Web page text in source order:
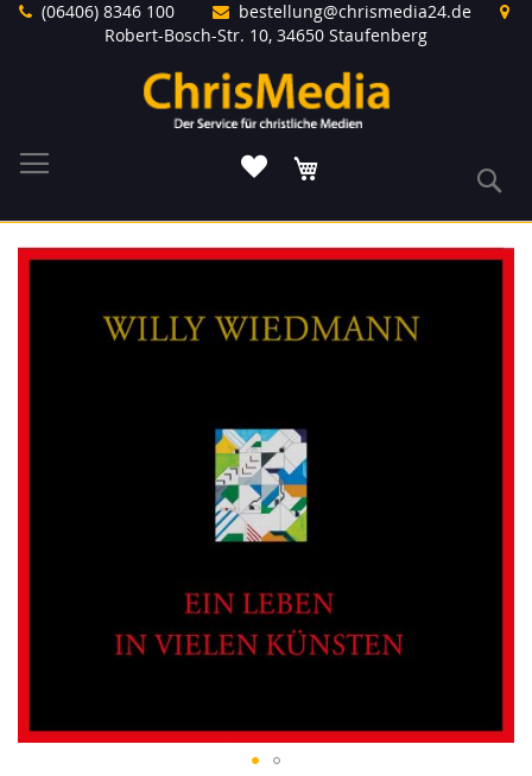
Direkt(06406) 8346 100
bestellung@chrismedia24.de
Robert-Bosch-Str. 10, 34650 Staufenberg
Zum
Bildergalerie